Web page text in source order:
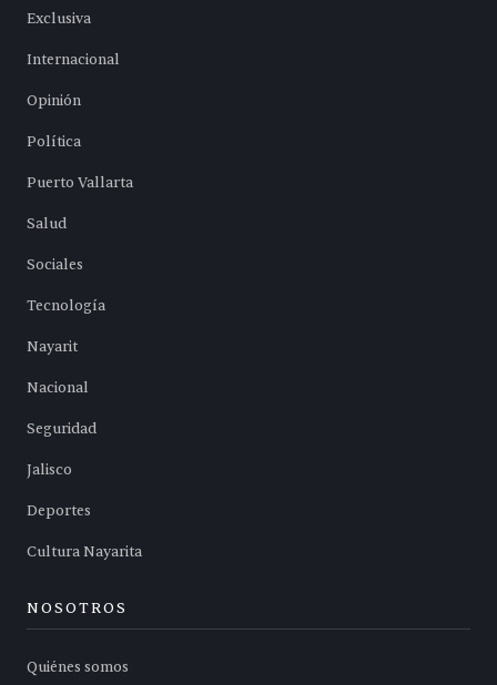
Exclusiva
Internacional
Opinión
Política
Puerto Vallarta
Salud
Sociales
Tecnología
Nayarit
Nacional
Seguridad
Jalisco
Deportes
Cultura Nayarita
NOSOTROS
Quiénes somos